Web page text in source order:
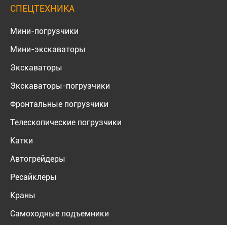
СПЕЦТЕХНИКА
Мини-погрузчики
Мини-экскаваторы
Экскаваторы
Экскаваторы-погрузчики
Фронтальные погрузчики
Телескопические погрузчики
Катки
Автогрейдеры
Ресайклеры
Краны
Самоходные подъемники